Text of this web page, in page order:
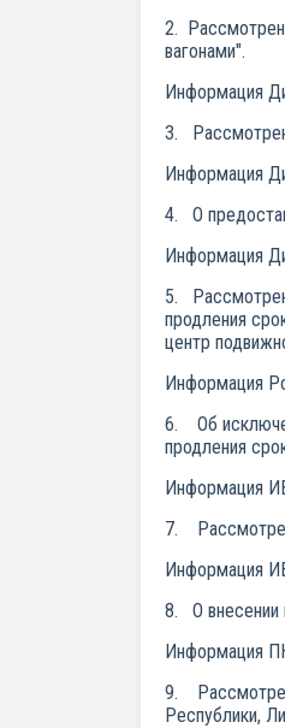
2.
вагонами".
Информация
3.
Информация
4. О
Информация
5.
продления
центр
Информация
6. Об
продления
Информация
7.
Информация
8. О внесении
Информация
9.
Республики,